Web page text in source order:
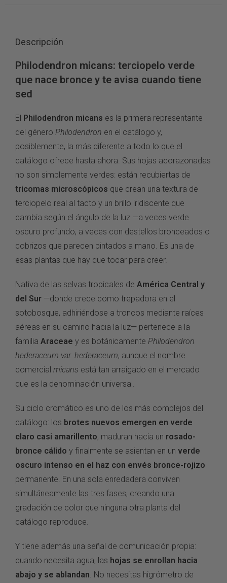
Descripción
Philodendron micans: terciopelo verde
que nace bronce y te avisa cuando tiene
sed
El Philodendron micans es la primera representante
del género Philodendron en el catálogo y,
posiblemente, la más diferente a todo lo que el
catálogo ofrece hasta ahora. Sus hojas acorazonadas
no son simplemente verdes: están recubiertas de
tricomas microscópicos que crean una textura de
terciopelo real al tacto y un brillo iridiscente que
cambia según el ángulo de la luz —a veces verde
oscuro profundo, a veces con destellos bronceados o
cobrizos que parecen pintados a mano. Es una de
esas plantas que hay que tocar para creer.
Nativa de las selvas tropicales de América Central y
del Sur —donde crece como trepadora en el
sotobosque, adhiriéndose a troncos mediante raíces
aéreas en su camino hacia la luz— pertenece a la
familia Araceae y es botánicamente Philodendron
hederaceum var. hederaceum, aunque el nombre
comercial micans está tan arraigado en el mercado
que es la denominación universal.
Su ciclo cromático es uno de los más complejos del
catálogo: los brotes nuevos emergen en verde
claro casi amarillento, maduran hacia un rosado-
bronce cálido y finalmente se asientan en un verde
oscuro intenso en el haz con envés bronce-rojizo
permanente. En una sola enredadera conviven
simultáneamente las tres fases, creando una
gradación de color que ninguna otra planta del
catálogo reproduce.
Y tiene además una señal de comunicación propia:
cuando necesita agua, las hojas se enrollan hacia
abajo y se ablandan . No necesitas higrómetro de